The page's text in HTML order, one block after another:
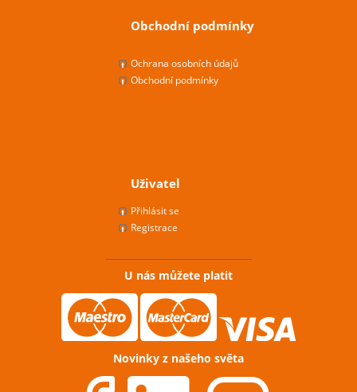
Obchodní podmínky
Ochrana osobních údajů
Obchodní podmínky
Uživatel
Přihlásit se
Registrace
U nás můžete platit
Novinky z našeho světa